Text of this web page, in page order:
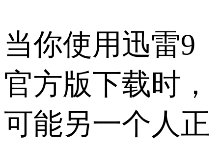
当你使用迅雷9
官方版下载时，
可能另一个人正